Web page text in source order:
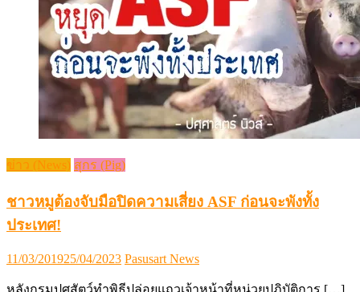
ข่าว (News) สุกร (Pig)
ชาวหมูต้องจับมือปิดความเสี่ยง ASF ก่อนจะพังทั้ง
ประเทศ!
Posted
11/03/201925/04/2023 Author
Pasusart News
หลังกรมปศุสัตว์ทำพิธีปล่อยแถวเจ้าหน้าที่หน่วยปฏิบัติการ […]